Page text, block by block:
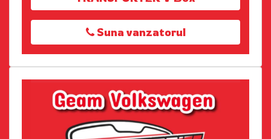
Suna vanzatorul